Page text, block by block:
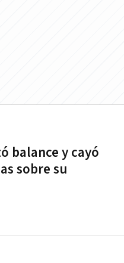
balance y cayó
sobre su